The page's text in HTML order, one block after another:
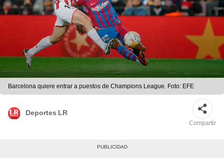
Barcelona quiere entrar a puestos de Champions League. Foto: EFE
Deportes LR
Compartir